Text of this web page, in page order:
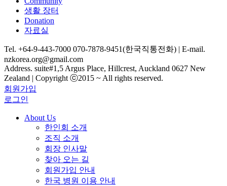
생활 장터
Donation
자료실
Tel. +64-9-443-7000 070-7878-9451(한국직통전화) | E-mail.
nzkorea.org@gmail.com
Address. suite#1,5 Argus Place, Hillcrest, Auckland 0627 New
Zealand | Copyright ⓒ2015 ~ All rights reserved.
회원가입
로그인
About Us
한인회 소개
조직 소개
회장 인사말
찾아 오는 길
회원가입 안내
한국 병원 이용 안내